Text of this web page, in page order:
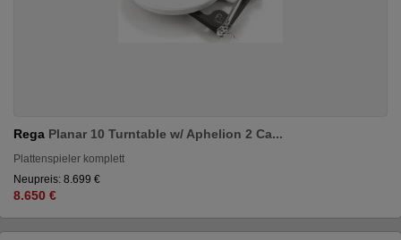
Rega Planar 10 Turntable w/ Aphelion 2 Ca...
Plattenspieler komplett
Neupreis: 8.699 €
8.650 €